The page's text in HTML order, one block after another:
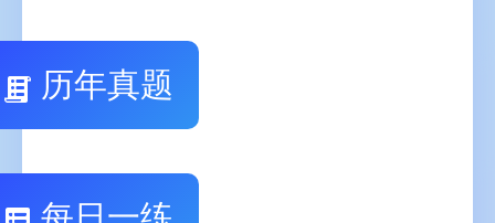
历年真题